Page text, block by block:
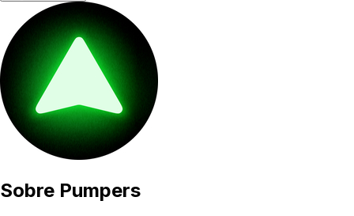
Sobre Pumpers